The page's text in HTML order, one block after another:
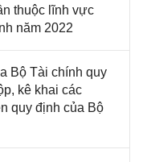
thuộc lĩnh vực
năm 2022
Bộ Tài chính quy
kê khai các
quy định của Bộ